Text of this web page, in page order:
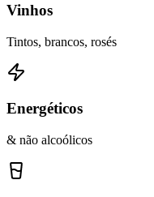
Vinhos
Tintos, brancos, rosés
Energéticos
& não alcoólicos